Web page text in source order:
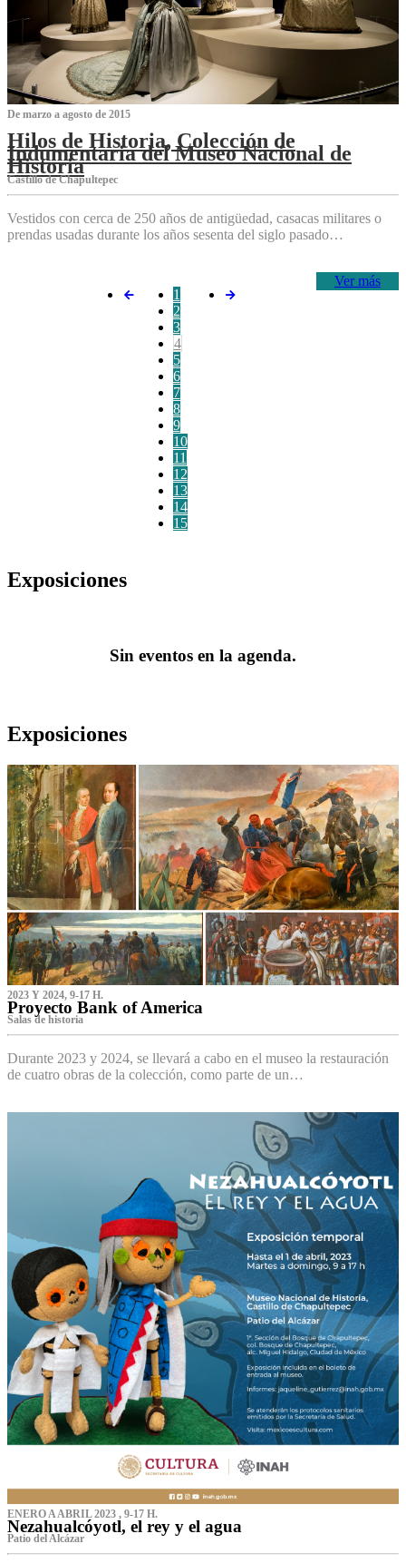
De marzo a agosto de 2015
Hilos de Historia, Colección de
Indumentaria del Museo Nacional de
Historia
Castillo de Chapultepec
Vestidos con cerca de 250 años de antigüedad, casacas militares o
prendas usadas durante los años sesenta del siglo pasado…
Ver más
1
2
3
4
5
6
7
8
9
10
11
12
13
14
15
Exposiciones
Sin eventos en la agenda.
Exposiciones
2023 Y 2024, 9-17 H.
Proyecto Bank of America
S‌alas de historia
Durante 2023 y 2024, se llevará a cabo en el museo la restauración
de cuatro obras de la colección, como parte de un…
ENERO A ABRIL 2023 , 9-17 H.
Nezahualcóyotl, el rey y el agua
Patio del Alcázar